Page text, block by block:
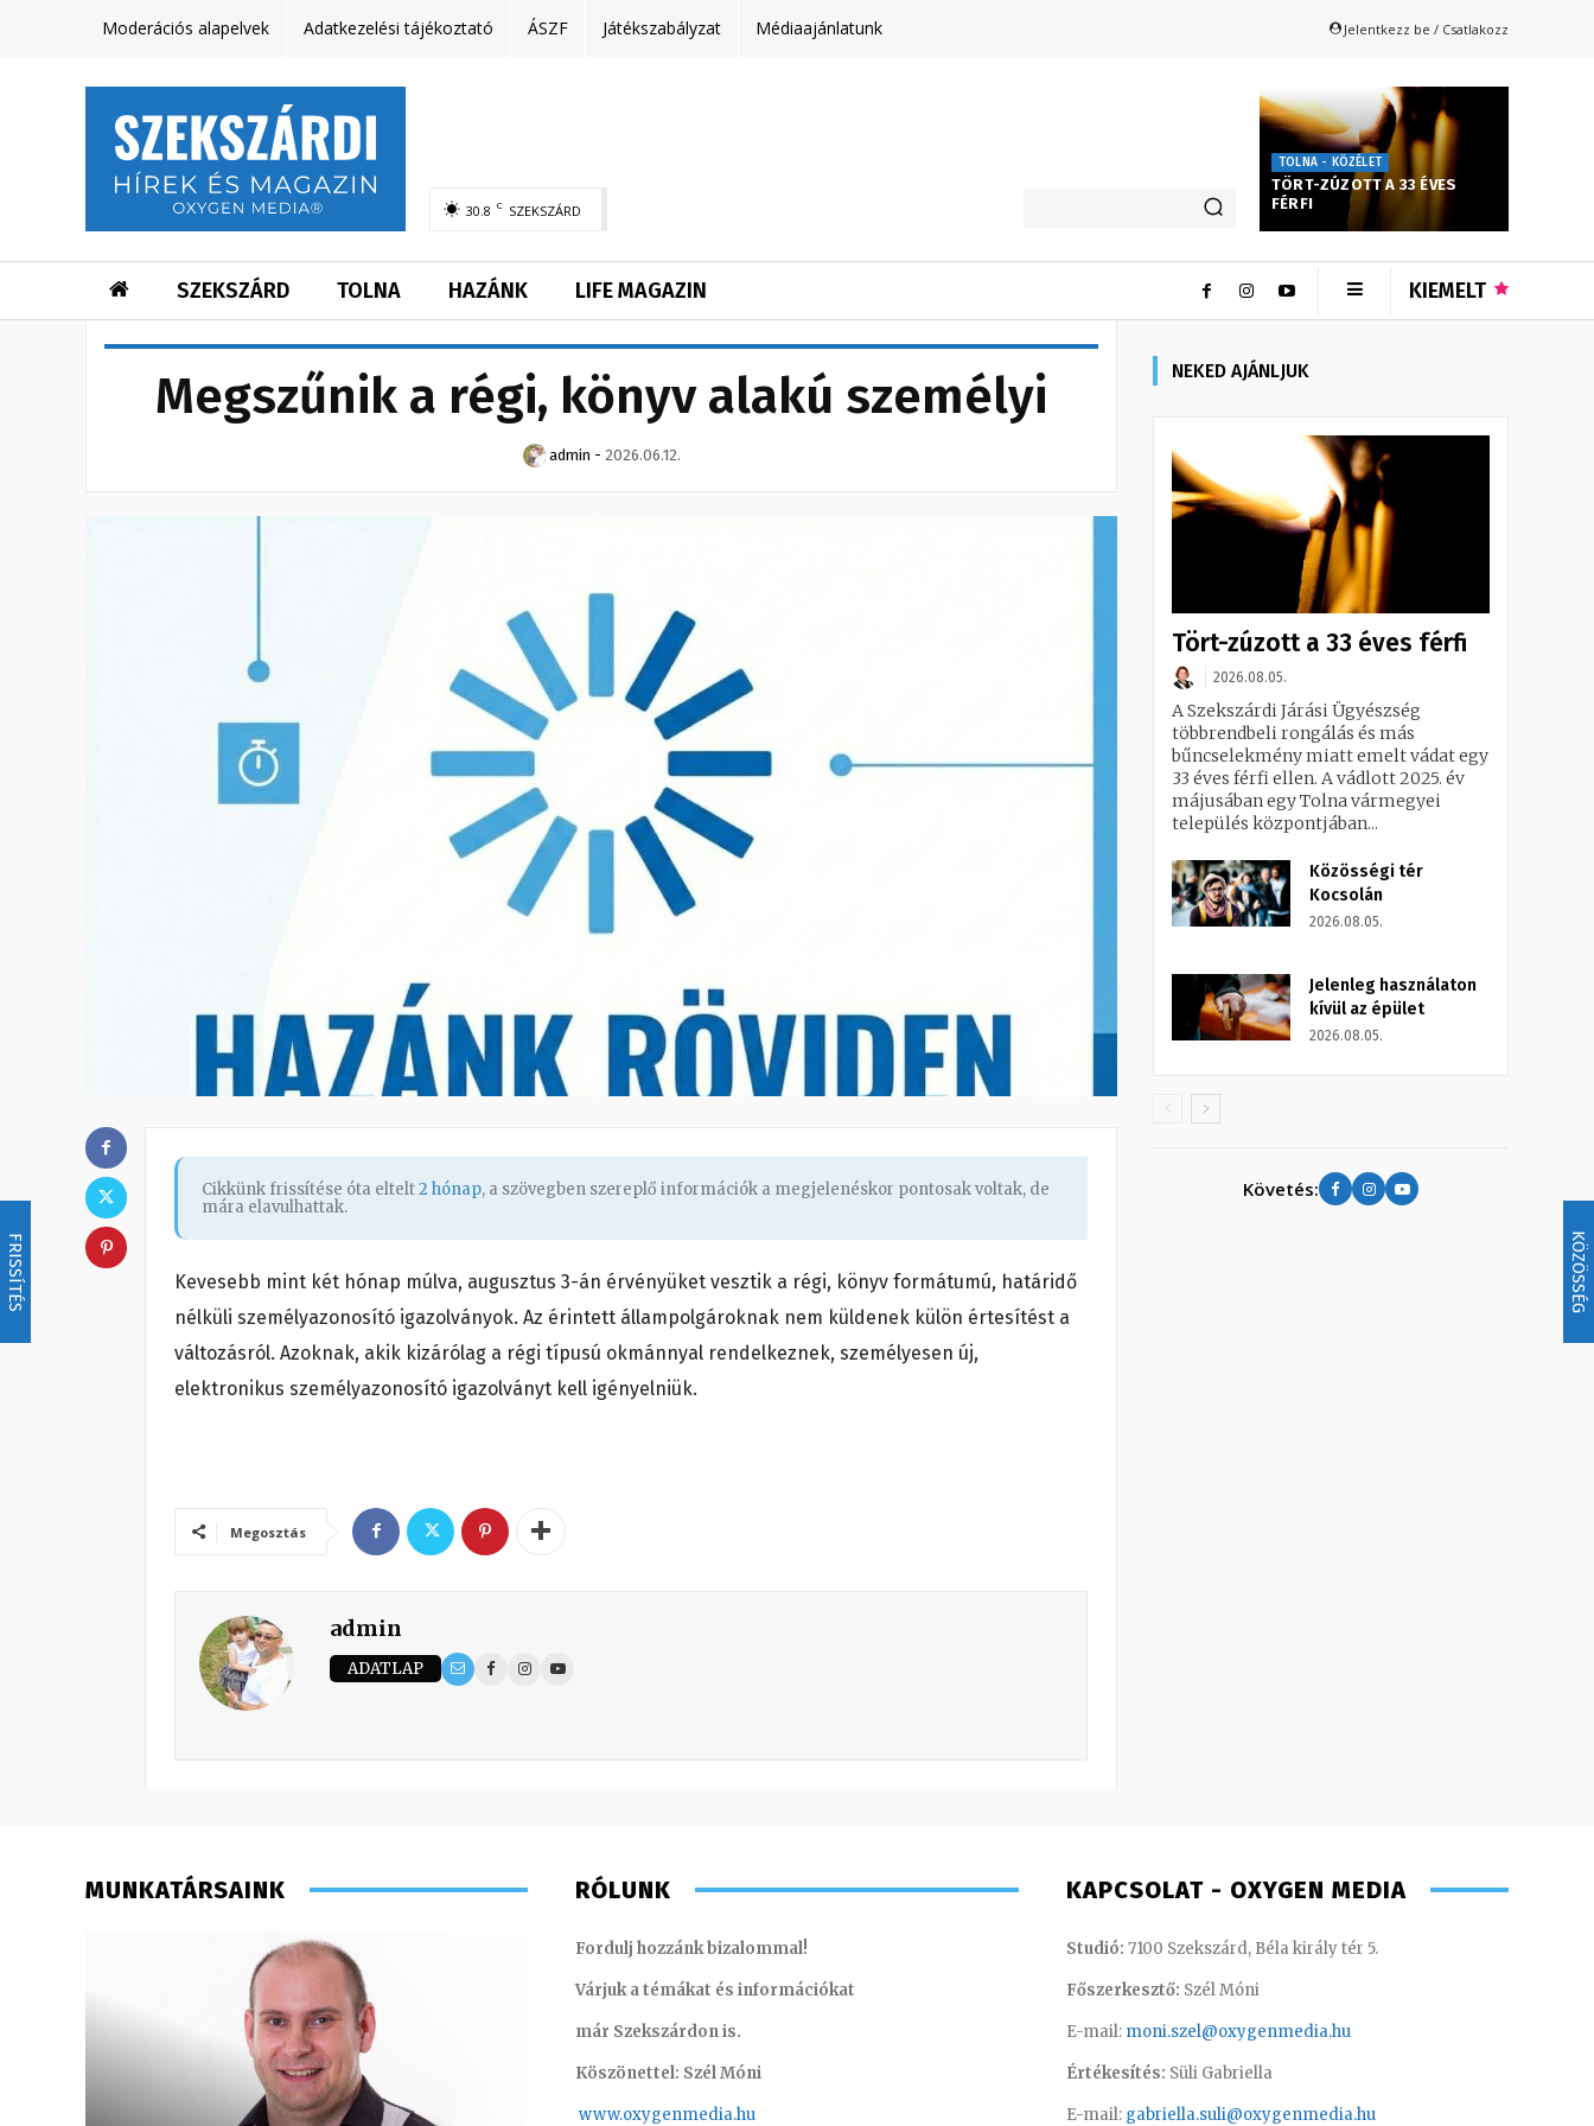
FRISSÍTÉS KÖZÖSSÉG
Moderációs alapelvek Adatkezelési tájékoztató ÁSZF Játékszabályzat Médiaajánlatunk Jelentkezz be / Csatlakozz
30.8 C SZEKSZÁRD
TOLNA - KÖZÉLET
TÖRT-ZÚZOTT A 33 ÉVES
FÉRFI
SZEKSZÁRD TOLNA HAZÁNK LIFE MAGAZIN KIEMELT
Megszűnik a régi, könyv alakú személyi
admin - 2026.06.12.
Cikkünk frissítése óta eltelt2 hónap, a szövegben szereplő információk a megjelenéskor pontosak voltak, de
mára elavulhattak.
Kevesebb mint két hónap múlva, augusztus 3-án érvényüket vesztik a régi, könyv formátumú, határidő
nélküli személyazonosító igazolványok. Az érintett állampolgároknak nem küldenek külön értesítést a
változásról. Azoknak, akik kizárólag a régi típusú okmánnyal rendelkeznek, személyesen új,
elektronikus személyazonosító igazolványt kell igényelniük.
Megosztás
admin
ADATLAP
NEKED AJÁNLJUK
Tört-zúzott a 33 éves férfi
2026.08.05.
A Szekszárdi Járási Ügyészség
többrendbeli rongálás és más
bűncselekmény miatt emelt vádat egy
33 éves férfi ellen. A vádlott 2025. év
májusában egy Tolna vármegyei
település központjában...
Közösségi tér
Kocsolán
2026.08.05.
Jelenleg használaton
kívül az épület
2026.08.05.
Követés:
MUNKATÁRSAINK RÓLUNK
Fordulj hozzánk bizalommal!
Várjuk a témákat és információkat
már Szekszárdon is.
Köszönettel: Szél Móni
www.oxygenmedia.hu
KAPCSOLAT - OXYGEN MEDIA
Studió: 7100 Szekszárd, Béla király tér 5.
Főszerkesztő: Szél Móni
E-mail: moni.szel@oxygenmedia.hu
Értékesítés: Süli Gabriella
E-mail: gabriella.suli@oxygenmedia.hu